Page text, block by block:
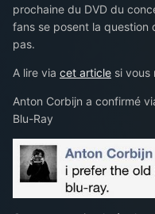
prochaine du DVD du
fans se posent la question
pas.
A lire via cet article si vous
Anton Corbijn a confirmé
Blu-Ray